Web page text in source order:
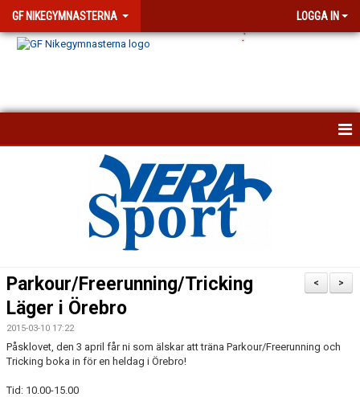
GF NIKEGYMNASTERNA LOGGA IN
.`
FÖRENINGEN
SPONSRING
>
<
Parkour/Freerunning/Tricking
Läger i Örebro
2015-03-10 17:22
Påsklovet, den 3 april får ni som älskar att träna Parkour/Freerunning och
Tricking boka in för en heldag i Örebro!
Tid: 10.00-15.00